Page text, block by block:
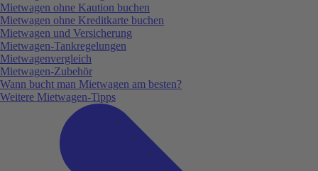
Mietwagen ohne Kaution buchen
Mietwagen ohne Kreditkarte buchen
Mietwagen und Versicherung
Mietwagen-Tankregelungen
Mietwagenvergleich
Mietwagen-Zubehör
Wann bucht man Mietwagen am besten?
Weitere Mietwagen-Tipps